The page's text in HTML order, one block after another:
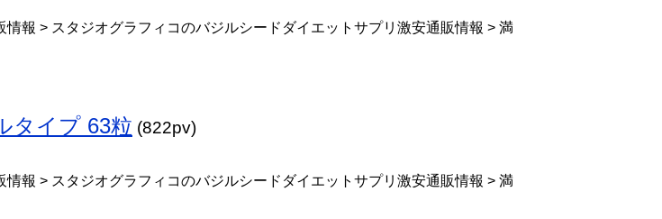
報 > スタジオグラフィコのバジルシードダイエットサプリ激安通販情報 > 満
タイプ 63粒 (822pv)
報 > スタジオグラフィコのバジルシードダイエットサプリ激安通販情報 > 満